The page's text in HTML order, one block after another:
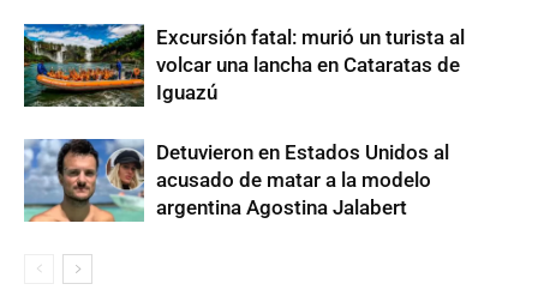
Excursión fatal: murió un turista al
volcar una lancha en Cataratas de
Iguazú
Detuvieron en Estados Unidos al
acusado de matar a la modelo
argentina Agostina Jalabert